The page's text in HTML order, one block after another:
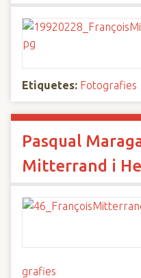
Etiquetes: Fotografies
Pasqual
Mitterrand i
grafies